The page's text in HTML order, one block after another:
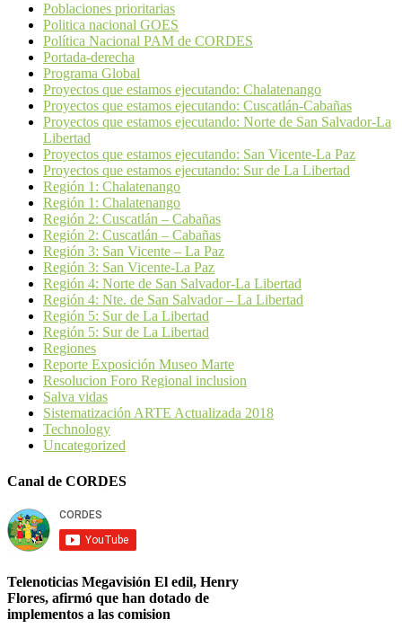
Poblaciones prioritarias
Politica nacional GOES
Política Nacional PAM de CORDES
Portada-derecha
Programa Global
Proyectos que estamos ejecutando: Chalatenango
Proyectos que estamos ejecutando: Cuscatlán-Cabañas
Proyectos que estamos ejecutando: Norte de San Salvador-La
Libertad
Proyectos que estamos ejecutando: San Vicente-La Paz
Proyectos que estamos ejecutando: Sur de La Libertad
Región 1: Chalatenango
Región 1: Chalatenango
Región 2: Cuscatlán – Cabañas
Región 2: Cuscatlán – Cabañas
Región 3: San Vicente – La Paz
Región 3: San Vicente-La Paz
Región 4: Norte de San Salvador-La Libertad
Región 4: Nte. de San Salvador – La Libertad
Región 5: Sur de La Libertad
Región 5: Sur de La Libertad
Regiones
Reporte Exposición Museo Marte
Resolucion Foro Regional inclusion
Salva vidas
Sistematización ARTE Actualizada 2018
Technology
Uncategorized
Canal de CORDES
Telenoticias Megavisión El edil, Henry
Flores, afirmó que han dotado de
implementos a las comision